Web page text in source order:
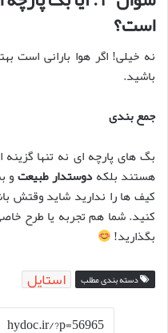
است؟
نه خیلی! اگر هوا بارانی
باشید.
جمع بندی
بگ های پارچه ای نه تنها
هستند بلکهدوستدار طبیعتو
کیف ها را ندارید شاید وقتش
کنید. شما هم تجربه یا طرح
بگذارید!
دسته بندی مطلب استایل